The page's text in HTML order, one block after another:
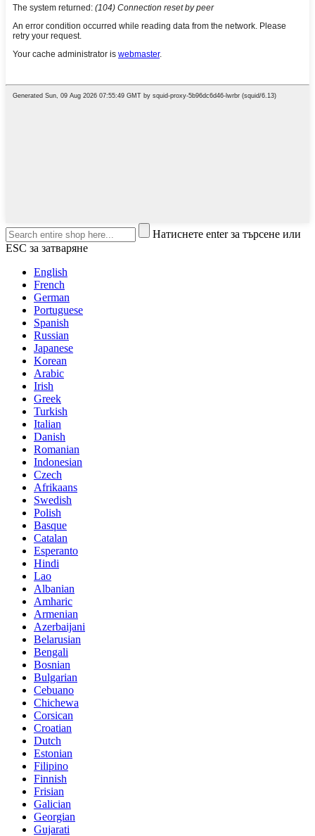
Натиснете enter за търсене или
ESC за затваряне
English
French
German
Portuguese
Spanish
Russian
Japanese
Korean
Arabic
Irish
Greek
Turkish
Italian
Danish
Romanian
Indonesian
Czech
Afrikaans
Swedish
Polish
Basque
Catalan
Esperanto
Hindi
Lao
Albanian
Amharic
Armenian
Azerbaijani
Belarusian
Bengali
Bosnian
Bulgarian
Cebuano
Chichewa
Corsican
Croatian
Dutch
Estonian
Filipino
Finnish
Frisian
Galician
Georgian
Gujarati